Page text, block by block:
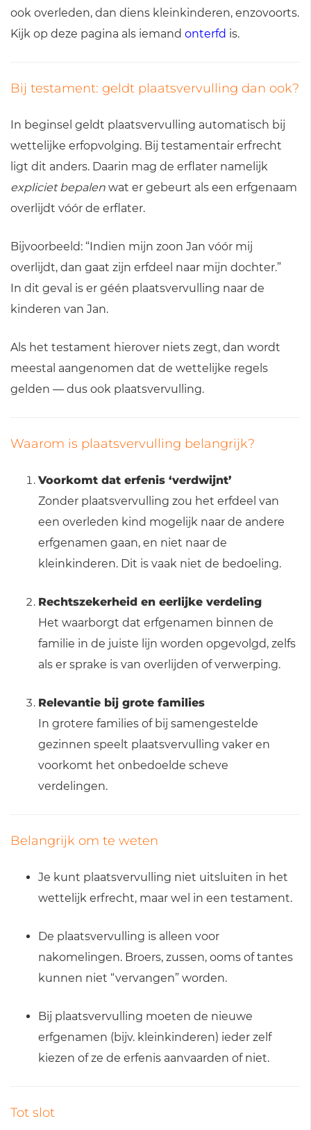
ook overleden, dan diens kleinkinderen, enzovoorts.
Kijk op deze pagina als iemand onterfd is.
Bij testament: geldt plaatsvervulling dan ook?
In beginsel geldt plaatsvervulling automatisch bij
wettelijke erfopvolging. Bij testamentair erfrecht
ligt dit anders. Daarin mag de erflater namelijk
expliciet bepalen wat er gebeurt als een erfgenaam
overlijdt vóór de erflater.
Bijvoorbeeld: “Indien mijn zoon Jan vóór mij
overlijdt, dan gaat zijn erfdeel naar mijn dochter.”
In dit geval is er géén plaatsvervulling naar de
kinderen van Jan.
Als het testament hierover niets zegt, dan wordt
meestal aangenomen dat de wettelijke regels
gelden — dus ook plaatsvervulling.
Waarom is plaatsvervulling belangrijk?
Voorkomt dat erfenis ‘verdwijnt’
Zonder plaatsvervulling zou het erfdeel van
een overleden kind mogelijk naar de andere
erfgenamen gaan, en niet naar de
kleinkinderen. Dit is vaak niet de bedoeling.
Rechtszekerheid en eerlijke verdeling
Het waarborgt dat erfgenamen binnen de
familie in de juiste lijn worden opgevolgd, zelfs
als er sprake is van overlijden of verwerping.
Relevantie bij grote families
In grotere families of bij samengestelde
gezinnen speelt plaatsvervulling vaker en
voorkomt het onbedoelde scheve
verdelingen.
Belangrijk om te weten
Je kunt plaatsvervulling niet uitsluiten in het
wettelijk erfrecht, maar wel in een testament.
De plaatsvervulling is alleen voor
nakomelingen. Broers, zussen, ooms of tantes
kunnen niet “vervangen” worden.
Bij plaatsvervulling moeten de nieuwe
erfgenamen (bijv. kleinkinderen) ieder zelf
kiezen of ze de erfenis aanvaarden of niet.
Tot slot